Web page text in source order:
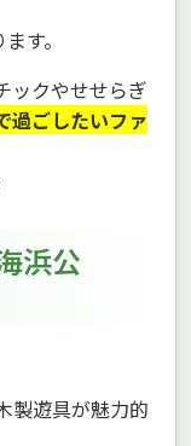
す。
ックやせせらぎ
過ごしたいファ
浜公
製遊具が魅力的